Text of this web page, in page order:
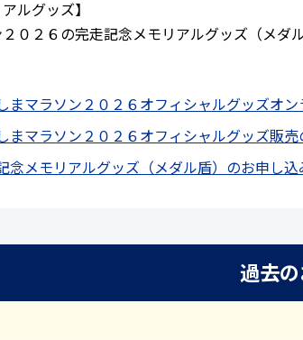
ルグッズ】
０２６の完走記念メモリアルグッズ（メ
まマラソン２０２６オフィシャルグッズオ
まマラソン２０２６オフィシャルグッズ販売
念メモリアルグッズ（メダル盾）のお申し込
過去